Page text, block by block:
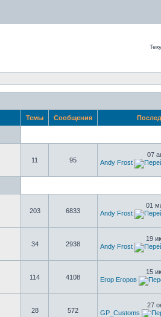
Темы Сообщения
11 95
07
Andy Frost
203 6833
01
Andy Frost
34 2938
19
Andy Frost
114 4108
15
Егор Егоров
28 572
27
GP_Customs